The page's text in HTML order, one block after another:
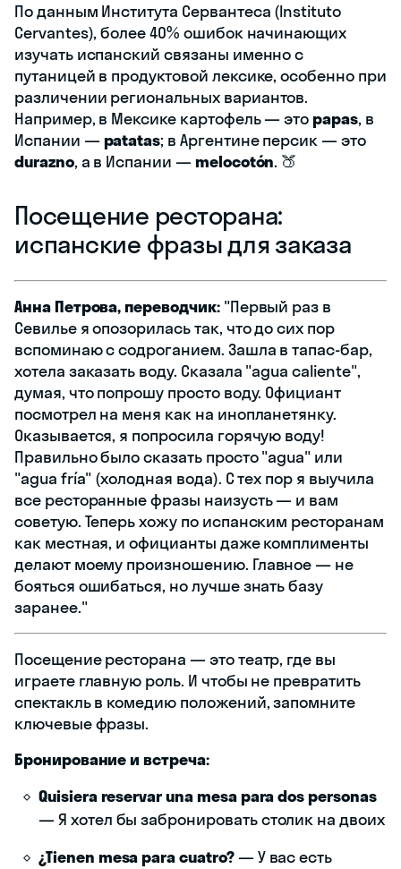
По данным Института Сервантеса (Instituto
Cervantes), более 40% ошибок начинающих
изучать испанский связаны именно с
путаницей в продуктовой лексике, особенно при
различении региональных вариантов.
Например, в Мексике картофель — этоpapas, в
Испании —patatas; в Аргентине персик — это
durazno, а в Испании —melocotón. 🍑
Посещение ресторана:
испанские фразы для заказа
Анна Петрова, переводчик:"Первый раз в
Севилье я опозорилась так, что до сих пор
вспоминаю с содроганием. Зашла в тапас-бар,
хотела заказать воду. Сказала "agua caliente",
думая, что попрошу просто воду. Официант
посмотрел на меня как на инопланетянку.
Оказывается, я попросила горячую воду!
Правильно было сказать просто "agua" или
"agua fría" (холодная вода). С тех пор я выучила
все ресторанные фразы наизусть — и вам
советую. Теперь хожу по испанским ресторанам
как местная, и официанты даже комплименты
делают моему произношению. Главное — не
бояться ошибаться, но лучше знать базу
заранее."
Посещение ресторана — это театр, где вы
играете главную роль. И чтобы не превратить
спектакль в комедию положений, запомните
ключевые фразы.
Бронирование и встреча:
Quisiera reservar una mesa para dos personas
— Я хотел бы забронировать столик на двоих
¿Tienen mesa para cuatro?— У вас есть